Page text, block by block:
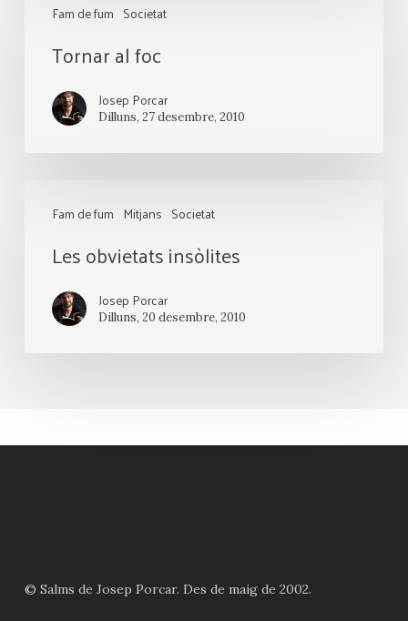
Fam de fum Societat
Tornar al foc
Josep Porcar
Dilluns, 27 desembre, 2010
Fam de fum Mitjans Societat
obvietats
insòlites
Les obvietats insòlites
Josep Porcar
Dilluns, 20 desembre, 2010
© Salms de Josep Porcar. Des de maig de 2002.